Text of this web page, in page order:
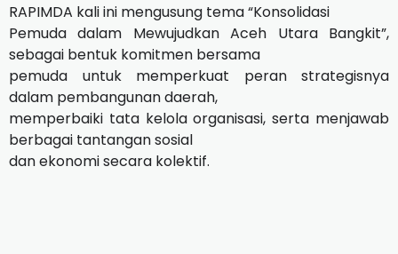
RAPIMDA kali ini mengusung tema “Konsolidasi
Pemuda dalam Mewujudkan Aceh Utara Bangkit”,
sebagai bentuk komitmen bersama
pemuda untuk memperkuat peran strategisnya
dalam pembangunan daerah,
memperbaiki tata kelola organisasi, serta menjawab
berbagai tantangan sosial
dan ekonomi secara kolektif.